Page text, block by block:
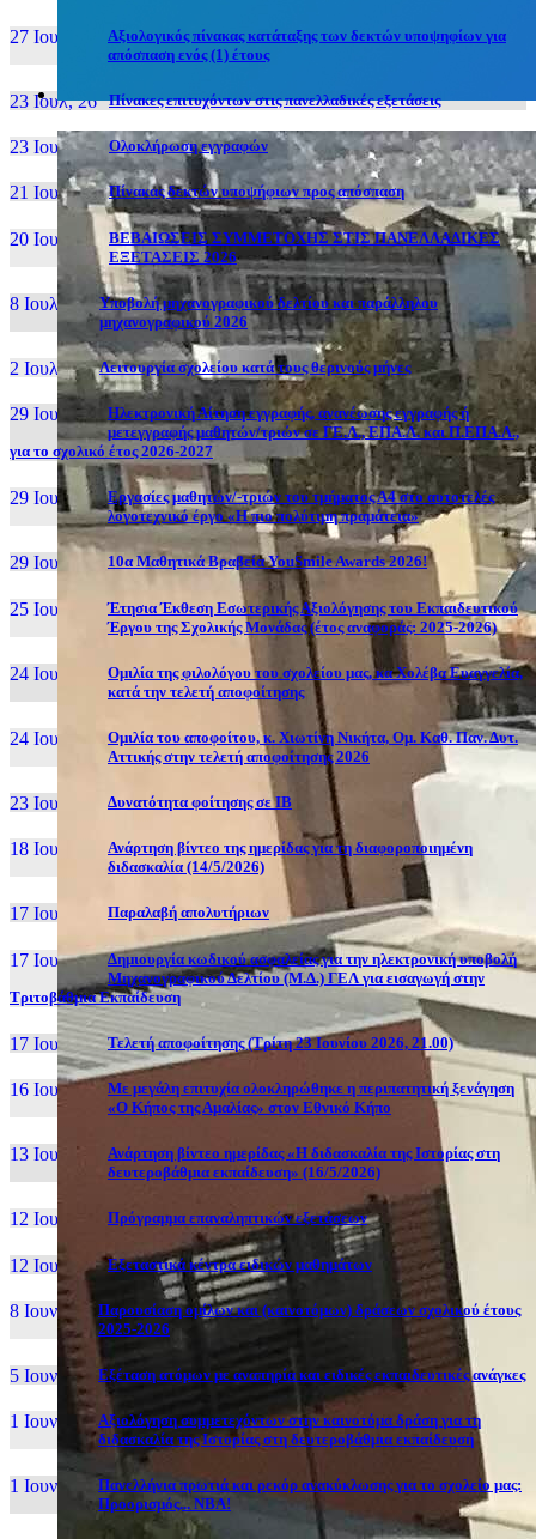
27 Ιουν, 26
Αξιολογικός πίνακας κατάταξης των δεκτών υποψηφίων για
απόσπαση ενός (1) έτους
23 Ιουλ, 26 Πίνακες επιτυχόντων στις πανελλαδικές εξετάσεις
23 Ιουλ, 26 Ολοκλήρωση εγγραφών
21 Ιουλ, 26 Πίνακας δεκτών υποψήφιων προς απόσπαση
20 Ιουλ, 26
ΒΕΒΑΙΩΣΕΙΣ ΣΥΜΜΕΤΟΧΗΣ ΣΤΙΣ ΠΑΝΕΛΛΑΔΙΚΕΣ
ΕΞΕΤΑΣΕΙΣ 2026
8 Ιουλ, 26
Υποβολή μηχανογραφικού δελτίου και παράλληλου
μηχανογραφικού 2026
2 Ιουλ, 26 Λειτουργία σχολείου κατά τους θερινούς μήνες
29 Ιουν, 26
Ηλεκτρονική Αίτηση εγγραφής, ανανέωσης εγγραφής ή
μετεγγραφής μαθητών/τριών σε ΓΕ.Λ., ΕΠΑ.Λ. και Π.ΕΠΑ.Λ.,
για το σχολικό έτος 2026-2027
29 Ιουν, 26
Εργασίες μαθητών/-τριών του τμήματος Α4 στο αυτοτελές
λογοτεχνικό έργο «Η πιο πολύτιμη πραμάτεια»
29 Ιουν, 26 10α Μαθητικά Βραβεία YouSmile Awards 2026!
25 Ιουν, 26
Έτησια Έκθεση Εσωτερικής Αξιολόγησης του Εκπαιδευτικού
Έργου της Σχολικής Μονάδας (έτος αναφοράς: 2025-2026)
24 Ιουν, 26
Ομιλία της φιλολόγου του σχολείου μας, κα Χολέβα Ευαγγελία,
κατά την τελετή αποφοίτησης
24 Ιουν, 26
Ομιλία του αποφοίτου, κ. Χιωτίνη Νικήτα, Ομ. Καθ. Παν. Δυτ.
Αττικής στην τελετή αποφοίτησης 2026
23 Ιουν, 26 Δυνατότητα φοίτησης σε ΙΒ
18 Ιουν, 26
Ανάρτηση βίντεο της ημερίδας για τη διαφοροποιημένη
διδασκαλία (14/5/2026)
17 Ιουν, 26 Παραλαβή απολυτήριων
17 Ιουν, 26
Δημιουργία κωδικού ασφαλείας για την ηλεκτρονική υποβολή
Μηχανογραφικού Δελτίου (Μ.Δ.) ΓΕΛ για εισαγωγή στην
Τριτοβάθμια Εκπαίδευση
17 Ιουν, 26 Τελετή αποφοίτησης (Τρίτη 23 Ιουνίου 2026, 21.00)
16 Ιουν, 26
Με μεγάλη επιτυχία ολοκληρώθηκε η περιπατητική ξενάγηση
«Ο Κήπος της Αμαλίας» στον Εθνικό Κήπο
13 Ιουν, 26
Ανάρτηση βίντεο ημερίδας «Η διδασκαλία της Ιστορίας στη
δευτεροβάθμια εκπαίδευση» (16/5/2026)
12 Ιουν, 26 Πρόγραμμα επαναληπτικών εξετάσεων
12 Ιουν, 26 Εξεταστικά κέντρα ειδικών μαθημάτων
8 Ιουν, 26
Παρουσίαση ομίλων και (καινοτόμων) δράσεων σχολικού έτους
2025-2026
5 Ιουν, 26 Εξέταση ατόμων με αναπηρία και ειδικές εκπαιδευτικές ανάγκες
1 Ιουν, 26
Αξιολόγηση συμμετεχόντων στην καινοτόμα δράση για τη
διδασκαλία της Ιστορίας στη δευτεροβάθμια εκπαίδευση
1 Ιουν, 26
Πανελλήνια πρωτιά και ρεκόρ ανακύκλωσης για το σχολείο μας:
Προορισμός... NBA!